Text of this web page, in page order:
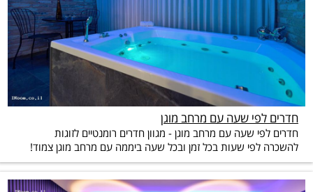
חדרים לפי שעה עם מרחב מוגן
חדרים לפי שעה עם מרחב מוגן - מגוון חדרים רומנטיים לזוגות
להשכרה לפי שעות בכל זמן ובכל שעה ביממה עם מרחב מוגן צמוד!